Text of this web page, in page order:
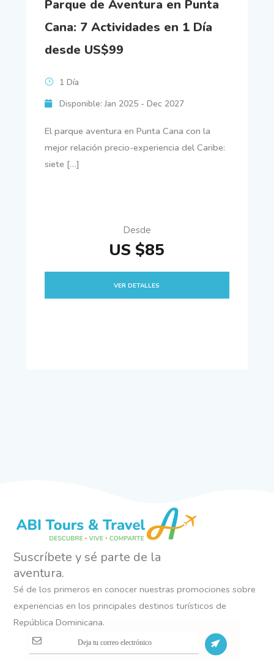
Parque de Aventura en Punta
Cana: 7 Actividades en 1 Día
desde US$99
1 Día
Disponible: Jan 2025 - Dec 2027
El parque aventura en Punta Cana con la
mejor relación precio-experiencia del Caribe:
siete […]
Desde
US $85
VER DETALLES
Suscríbete y sé parte de la
aventura.
Sé de los primeros en conocer nuestras promociones sobre
experiencias en los principales destinos turísticos de
República Dominicana.
S